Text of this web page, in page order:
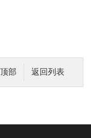
返回列表
部